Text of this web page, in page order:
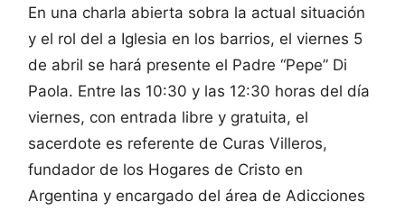
En una charla abierta sobra la actual situación
y el rol del a Iglesia en los barrios, el viernes 5
de abril se hará presente el Padre “Pepe” Di
Paola. Entre las 10:30 y las 12:30 horas del día
viernes, con entrada libre y gratuita, el
sacerdote es referente de Curas Villeros,
fundador de los Hogares de Cristo en
Argentina y encargado del área de Adicciones